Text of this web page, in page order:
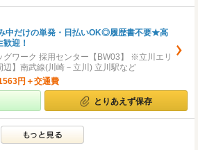
中だけの単発・日払いOK◎履歴書不要★高
迎！
グワーク 採用センター【BW03】 ※立川エリ
辺】南武線(川崎－立川) 立川駅など
円＋交通費
とりあえず保存